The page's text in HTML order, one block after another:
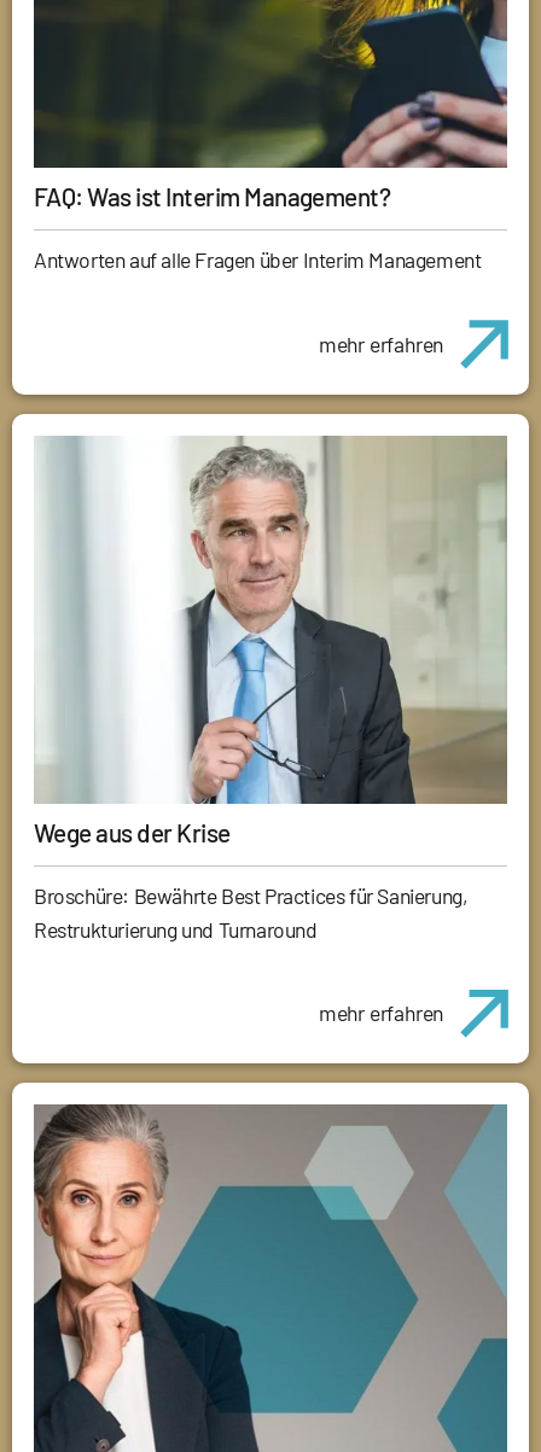
FAQ: Was ist Interim Management?
Antworten auf alle Fragen über Interim Management
mehr erfahren
Wege aus der Krise
Broschüre: Bewährte Best Practices für Sanierung,
Restrukturierung und Turnaround
mehr erfahren